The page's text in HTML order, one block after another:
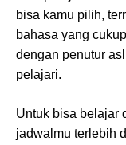
bisa kamu pilih,
bahasa yang
dengan penutur
pelajari.
Untuk bisa belajar
jadwalmu terlebih